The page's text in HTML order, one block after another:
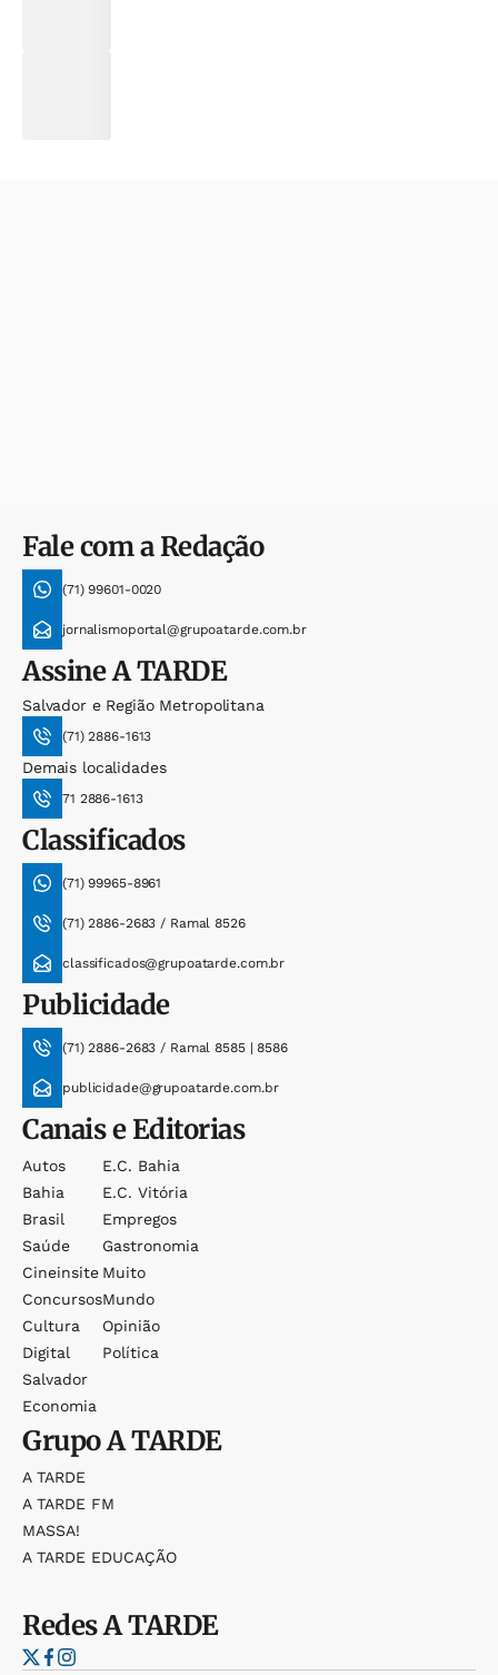
Fale com a Redação
(71) 99601-0020
jornalismoportal@grupoatarde.com.br
AssineA TARDE
Salvador e Região Metropolitana
(71) 2886-1613
Demais localidades
71 2886-1613
Classificados
(71) 99965-8961
(71) 2886-2683 / Ramal 8526
classificados@grupoatarde.com.br
Publicidade
(71) 2886-2683 / Ramal 8585 | 8586
publicidade@grupoatarde.com.br
Canais e Editorias
Autos
Bahia
Brasil
Saúde
Cineinsite
Concursos
Cultura
Digital
Salvador
Economia
E.c. Bahia
E.c. Vitória
Empregos
Gastronomia
Muito
Mundo
Opinião
Política
GrupoA TARDE
A TARDE
A TARDE FM
MASSA!
A TARDE EDUCAÇÃO
RedesA TARDE